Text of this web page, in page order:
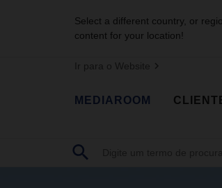
Select a different country, or
content for your location!
Ir para o Website
MEDIAROOM